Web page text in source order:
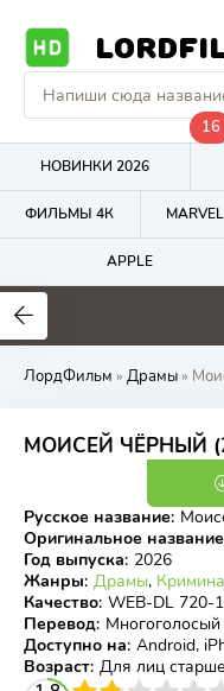
НОВИНКИ 2026
16
ФИЛЬМЫ 4К MARVEL
APPLE
8.8
ЛордФильм » Драмы»
МОИСЕЙ ЧЁРНЫЙ
Русское название:
Оригинальное название
Год выпуска: 2026
Жанры: Драмы,
Качество: WEB-DL 720-
Перевод:
Доступно на: Android,
Возраст: Для лиц